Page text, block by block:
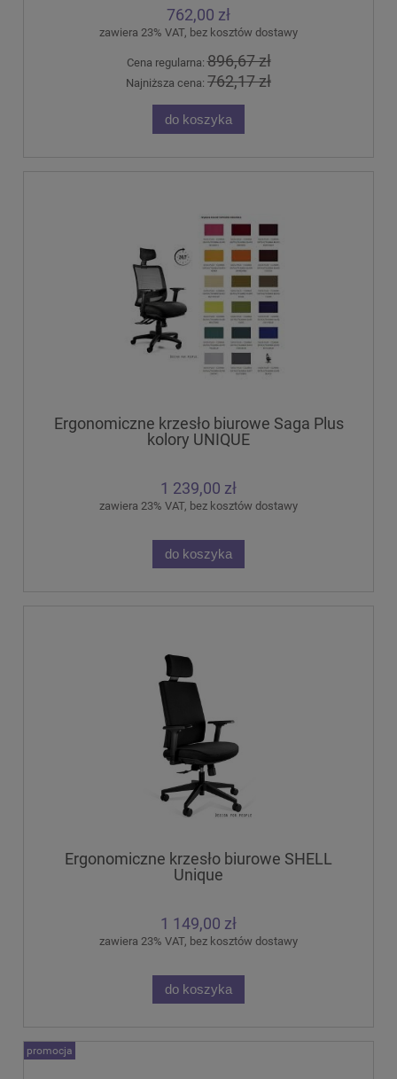
762,00 zł
zawiera 23% VAT, bez kosztów dostawy
Cena regularna:896,67 zł
Najniższa cena: 762,17 zł
do koszyka
Ergonomiczne krzesło biurowe Saga Plus
kolory UNIQUE
1 239,00 zł
zawiera 23% VAT, bez kosztów dostawy
do koszyka
Ergonomiczne krzesło biurowe SHELL
Unique
1 149,00 zł
zawiera 23% VAT, bez kosztów dostawy
do koszyka
promocja